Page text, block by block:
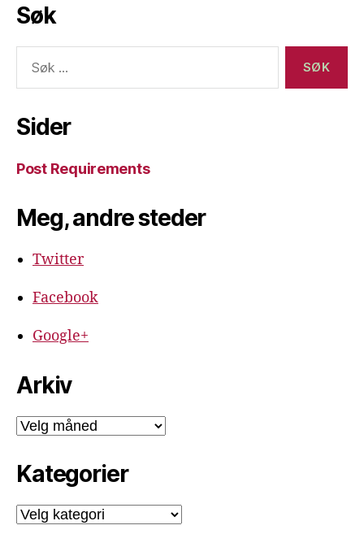
Søk
etter:
Sider
Post Requirements
Meg, andre steder
Twitter
Facebook
Google+
Arkiv
Arkiv
Kategorier
Kategorier